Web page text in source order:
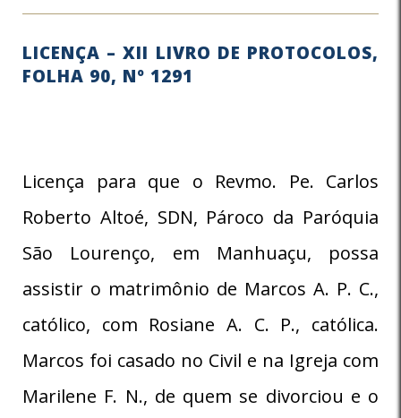
LICENÇA – XII LIVRO DE PROTOCOLOS,
FOLHA 90, Nº 1291
Licença para que o Revmo. Pe. Carlos
Roberto Altoé, SDN, Pároco da Paróquia
São Lourenço, em Manhuaçu, possa
assistir o matrimônio de Marcos A. P. C.,
católico, com Rosiane A. C. P., católica.
Marcos foi casado no Civil e na Igreja com
Marilene F. N., de quem se divorciou e o